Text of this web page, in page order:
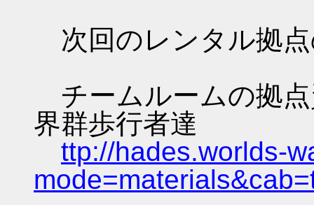
次回のレンタル拠
チームルームの拠
界群歩行者達
ttp://hades.worlds-